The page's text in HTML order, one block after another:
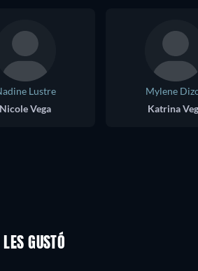
Lustre
Nicole Vega
Mylene
Katrina
GUSTÓ